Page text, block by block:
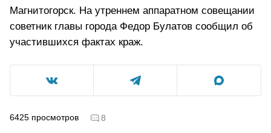
Магнитогорск. На утреннем аппаратном совещании
советник главы города Федор Булатов сообщил об
участившихся фактах краж.
6425 просмотров 8